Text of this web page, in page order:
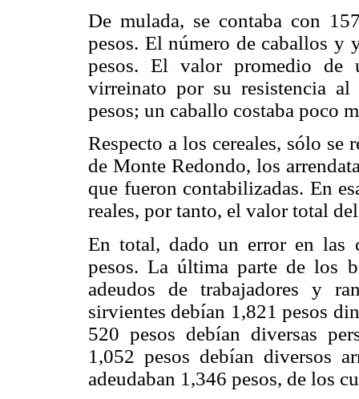
De mulada, se contaba con
pesos. El número de caballos y
pesos. El valor promedio de
virreinato por su resistencia
pesos; un caballo costaba poco
Respecto a los cereales, sólo se
de Monte Redondo, los
que fueron contabilizadas. En
reales, por tanto, el valor total
En total, dado un error en las
pesos. La última parte de los
adeudos de trabajadores y
sirvientes debían 1,821 pesos
520 pesos debían diversas
1,052 pesos debían diversos
adeudaban 1,346 pesos, de los